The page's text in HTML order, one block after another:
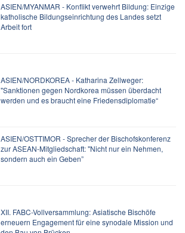
ASIEN/MYANMAR - Konflikt verwehrt Bildung: Einzige
katholische Bildungseinrichtung des Landes setzt
Arbeit fort
ASIEN/NORDKOREA - Katharina Zellweger:
"Sanktionen gegen Nordkorea müssen überdacht
werden und es braucht eine Friedensdiplomatie“
ASIEN/OSTTIMOR - Sprecher der Bischofskonferenz
zur ASEAN-Mitgliedschaft: "Nicht nur ein Nehmen,
sondern auch ein Geben”
XII. FABC-Vollversammlung: Asiatische Bischöfe
erneuern Engagement für eine synodale Mission und